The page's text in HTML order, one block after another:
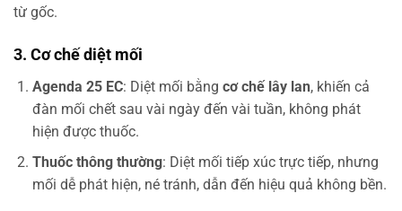
từ gốc.
3. Cơ chế diệt mối
Agenda 25 EC: Diệt mối bằng cơ chế lây lan, khiến cả
đàn mối chết sau vài ngày đến vài tuần, không phát
hiện được thuốc.
Thuốc thông thường: Diệt mối tiếp xúc trực tiếp, nhưng
mối dễ phát hiện, né tránh, dẫn đến hiệu quả không bền.